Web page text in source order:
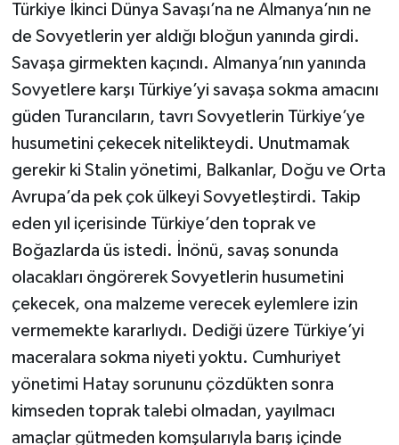
Türkiye İkinci Dünya Savaşı’na ne Almanya’nın ne
de Sovyetlerin yer aldığı bloğun yanında girdi.
Savaşa girmekten kaçındı. Almanya’nın yanında
Sovyetlere karşı Türkiye’yi savaşa sokma amacını
güden Turancıların, tavrı Sovyetlerin Türkiye’ye
husumetini çekecek nitelikteydi. Unutmamak
gerekir ki Stalin yönetimi, Balkanlar, Doğu ve Orta
Avrupa’da pek çok ülkeyi Sovyetleştirdi. Takip
eden yıl içerisinde Türkiye’den toprak ve
Boğazlarda üs istedi. İnönü, savaş sonunda
olacakları öngörerek Sovyetlerin husumetini
çekecek, ona malzeme verecek eylemlere izin
vermemekte kararlıydı. Dediği üzere Türkiye’yi
maceralara sokma niyeti yoktu. Cumhuriyet
yönetimi Hatay sorununu çözdükten sonra
kimseden toprak talebi olmadan, yayılmacı
amaçlar gütmeden komşularıyla barış içinde